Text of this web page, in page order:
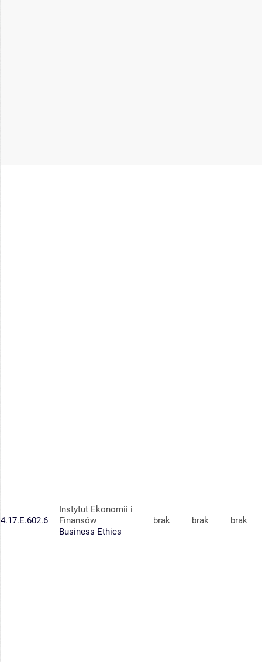
4.17.E.602.6
Instytut Ekonomii i
Finansów
Business Ethics
brak brak brak